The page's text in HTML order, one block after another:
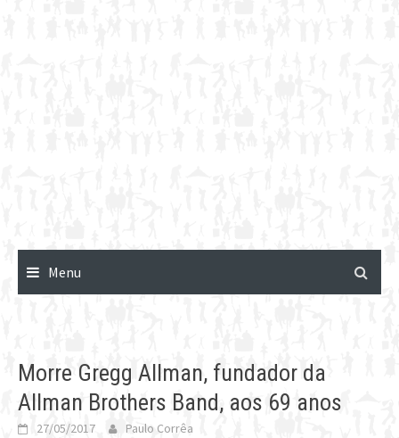
Menu
Morre Gregg Allman, fundador da
Allman Brothers Band, aos 69 anos
27/05/2017 Paulo Corrêa